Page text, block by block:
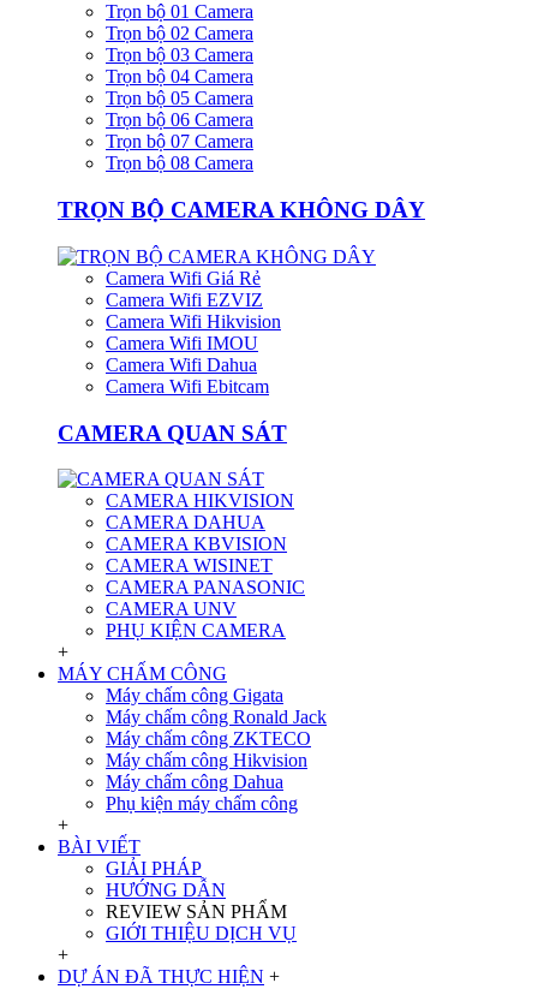
Trọn bộ 01 Camera
Trọn bộ 02 Camera
Trọn bộ 03 Camera
Trọn bộ 04 Camera
Trọn bộ 05 Camera
Trọn bộ 06 Camera
Trọn bộ 07 Camera
Trọn bộ 08 Camera
TRỌN BỘ CAMERA KHÔNG DÂY
Camera Wifi Giá Rẻ
Camera Wifi EZVIZ
Camera Wifi Hikvision
Camera Wifi IMOU
Camera Wifi Dahua
Camera Wifi Ebitcam
CAMERA QUAN SÁT
CAMERA HIKVISION
CAMERA DAHUA
CAMERA KBVISION
CAMERA WISINET
CAMERA PANASONIC
CAMERA UNV
PHỤ KIỆN CAMERA
+
MÁY CHẤM CÔNG
Máy chấm công Gigata
Máy chấm công Ronald Jack
Máy chấm công ZKTECO
Máy chấm công Hikvision
Máy chấm công Dahua
Phụ kiện máy chấm công
+
BÀI VIẾT
GIẢI PHÁP
HƯỚNG DẪN
REVIEW SẢN PHẨM
GIỚI THIỆU DỊCH VỤ
+
DỰ ÁN ĐÃ THỰC HIỆN +